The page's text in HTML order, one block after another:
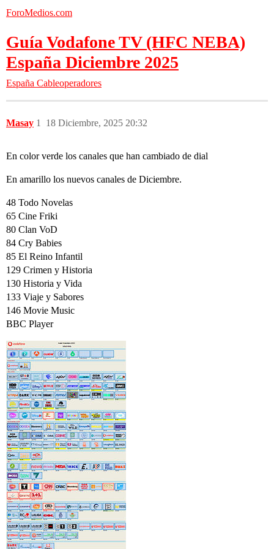
ForoMedios.com
Guía Vodafone TV (HFC NEBA)
España Diciembre 2025
España Cableoperadores
Masay 18 Diciembre, 2025 20:32
1
En color verde los canales que han cambiado de dial
En amarillo los nuevos canales de Diciembre.
48 Todo Novelas
65 Cine Friki
80 Clan VoD
84 Cry Babies
85 El Reino Infantil
129 Crimen y Historia
130 Historia y Vida
133 Viaje y Sabores
146 Movie Music
BBC Player